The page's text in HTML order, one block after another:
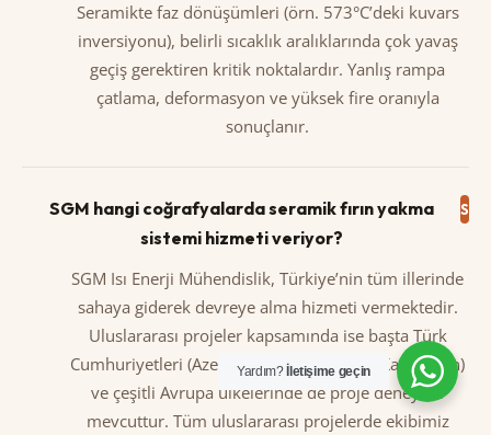
Seramikte faz dönüşümleri (örn. 573°C’deki kuvars
inversiyonu), belirli sıcaklık aralıklarında çok yavaş
geçiş gerektiren kritik noktalardır. Yanlış rampa
çatlama, deformasyon ve yüksek fire oranıyla
sonuçlanır.
SGM hangi coğrafyalarda seramik fırın yakma
sistemi hizmeti veriyor?
SGM Isı Enerji Mühendislik, Türkiye’nin tüm illerinde
sahaya giderek devreye alma hizmeti vermektedir.
Uluslararası projeler kapsamında ise başta Türk
Cumhuriyetleri (Azerbaycan, Özbekistan, Kazakistan)
ve çeşitli Avrupa ülkelerinde de proje deneyimi
mevcuttur. Tüm uluslararası projelerde ekibimiz
Yardım? İletişime geçin